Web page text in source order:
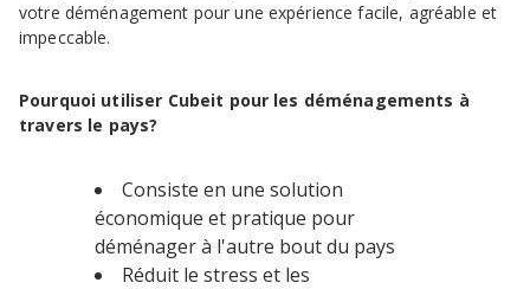
votre déménagement pour une expérience facile, agréable et
impeccable.
Pourquoi utiliser Cubeit pour les déménagements à
travers le pays?
Consiste en une solution
économique et pratique pour
déménager à l'autre bout du pays
Réduit le stress et les